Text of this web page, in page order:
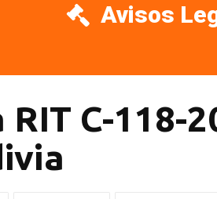
Avisos
C-118-